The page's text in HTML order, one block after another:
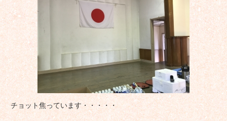
チョット焦っています・・・・・